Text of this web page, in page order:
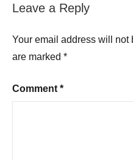
Leave a Reply
Your email address will not
are marked *
Comment *